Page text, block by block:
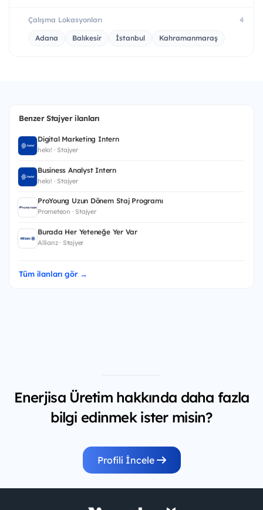
Çalışma Lokasyonları 4
Adana Balıkesir İstanbul Kahramanmaraş
Benzer Stajyer ilanları
Digital Marketing Intern
helo! · Stajyer
Business Analyst Intern
helo! · Stajyer
ProYoung Uzun Dönem Staj Programı
Prometeon · Stajyer
Burada Her Yeteneğe Yer Var
Allianz · Stajyer
Tüm ilanları gör →
Enerjisa Üretim hakkında daha fazla
bilgi edinmek ister misin?
Profili İncele